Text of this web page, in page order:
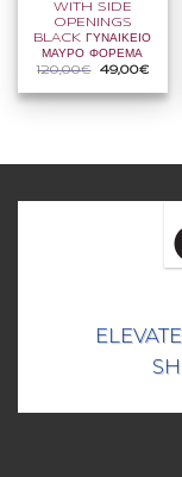
WITH SIDE
OPENINGS
BLACK ΓΥΝΑΙΚΕΙΟ
ΜΑΥΡΟ ΦΟΡΕΜΑ
120,00€
Original
was:
120,00€.
49,00€Η
τιμή
είναι: